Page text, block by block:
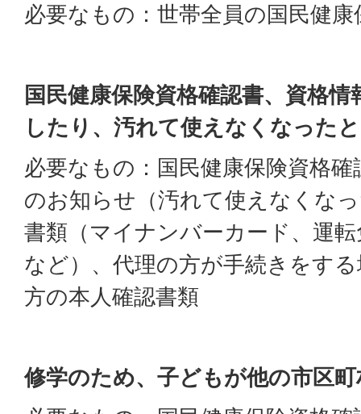
必要なもの：世帯全員の国民健
国民健康保険資格確認書、資格
したり、汚れて使えなくなった
必要なもの：国民健康保険資格
のお知らせ（汚れて使えなくな
書類（マイナンバーカード、運
など）、代理の方が手続きをす
方の本人確認書類
修学のため、子どもが他の市区